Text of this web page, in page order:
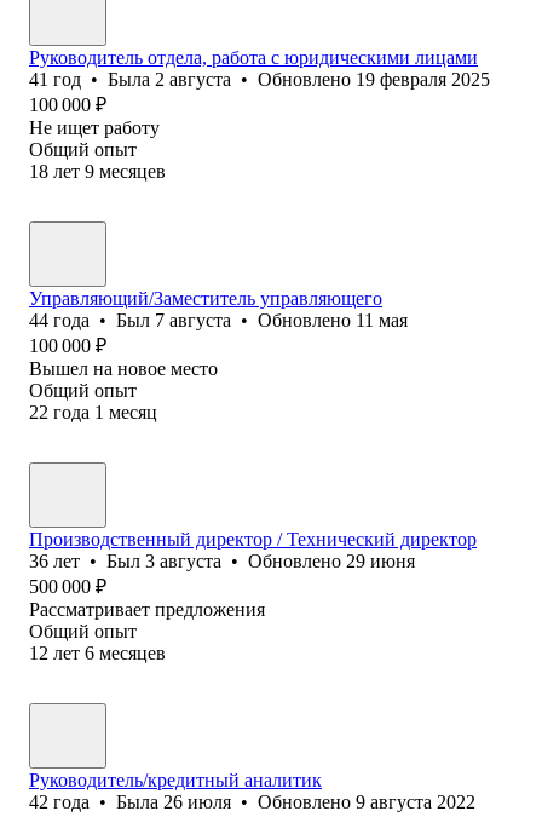
Руководитель отдела, работа с юридическими лицами
41 год • Была 2 августа • Обновлено 19 февраля 2025
100 000 ₽
Не ищет работу
Общий опыт
18 лет 9 месяцев
Управляющий/Заместитель управляющего
44 года • Был 7 августа • Обновлено 11 мая
100 000 ₽
Вышел на новое место
Общий опыт
22 года 1 месяц
Производственный директор / Технический директор
36 лет • Был 3 августа • Обновлено 29 июня
500 000 ₽
Рассматривает предложения
Общий опыт
12 лет 6 месяцев
Руководитель/кредитный аналитик
42 года • Была 26 июля • Обновлено 9 августа 2022